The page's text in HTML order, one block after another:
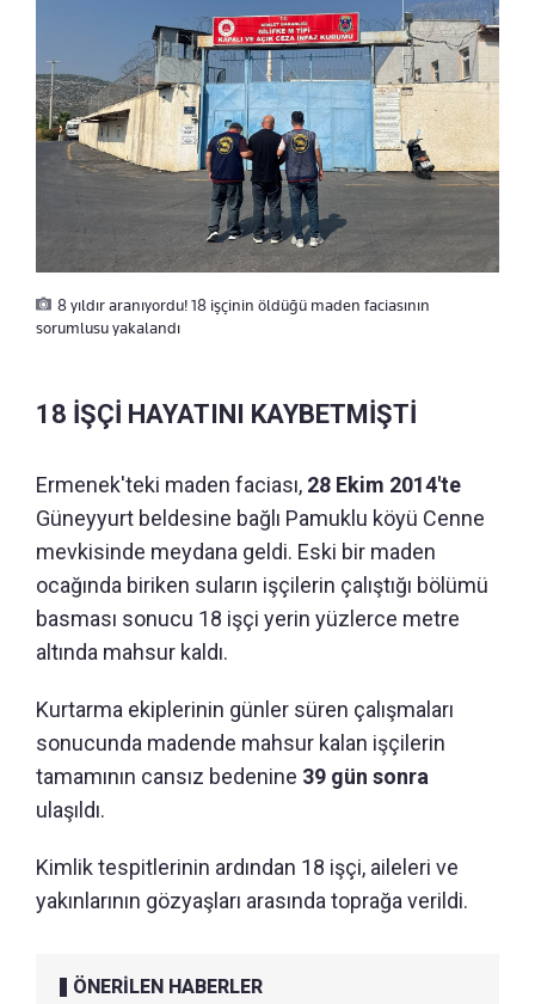
8 yıldır aranıyordu! 18 işçinin öldüğü maden faciasının
sorumlusu yakalandı
18 İŞÇİ HAYATINI KAYBETMİŞTİ
Ermenek'teki maden faciası, 28 Ekim 2014'te
Güneyyurt beldesine bağlı Pamuklu köyü Cenne
mevkisinde meydana geldi. Eski bir maden
ocağında biriken suların işçilerin çalıştığı bölümü
basması sonucu 18 işçi yerin yüzlerce metre
altında mahsur kaldı.
Kurtarma ekiplerinin günler süren çalışmaları
sonucunda madende mahsur kalan işçilerin
tamamının cansız bedenine 39 gün sonra
ulaşıldı.
Kimlik tespitlerinin ardından 18 işçi, aileleri ve
yakınlarının gözyaşları arasında toprağa verildi.
ÖNERİLEN HABERLER